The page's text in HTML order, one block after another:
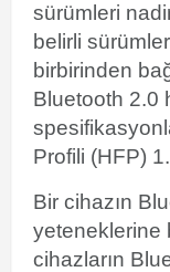
sürümleri
belirli
birbirinden
Bluetooth 2.0
Profili (HFP)
Bir cihazın
yeteneklerine
cihazların